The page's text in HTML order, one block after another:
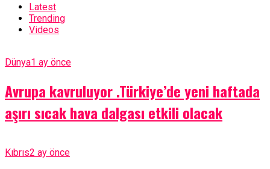
Latest
Trending
Videos
Dünya1 ay önce
Avrupa kavruluyor .Türkiye’de yeni haftada
aşırı sıcak hava dalgası etkili olacak
Kıbrıs2 ay önce